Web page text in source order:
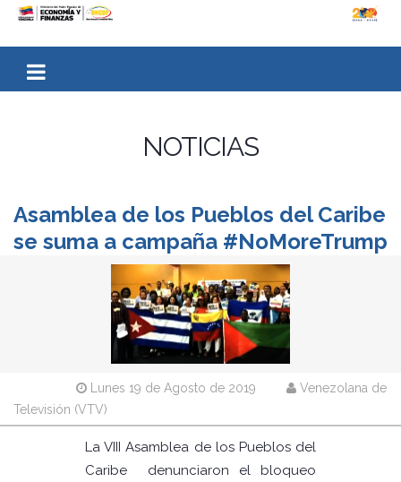
NOTICIAS
Asamblea de los Pueblos del Caribe
se suma a campaña #NoMoreTrump
Lunes 19 de Agosto de 2019
Venezolana de
Televisión (VTV)
La VIII Asamblea de los Pueblos del
Caribe denunciaron el bloqueo